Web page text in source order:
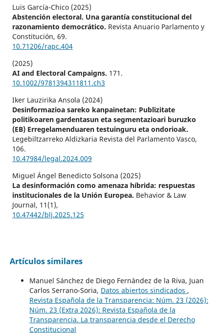
Luis García-Chico (2025)
Abstención electoral. Una garantía constitucional del
razonamiento democrático. Revista Anuario Parlamento y
Constitución, 69.
10.71206/rapc.404
(2025)
AI and Electoral Campaigns. 171.
10.1002/9781394311811.ch3
Iker Lauzirika Ansola (2024)
Desinformazioa sareko kanpainetan: Publizitate
politikoaren gardentasun eta segmentazioari buruzko
(EB) Erregelamenduaren testuinguru eta ondorioak.
Legebiltzarreko Aldizkaria Revista del Parlamento Vasco,
106.
10.47984/legal.2024.009
Miguel Ángel Benedicto Solsona (2025)
La desinformación como amenaza híbrida: respuestas
institucionales de la Unión Europea. Behavior & Law
Journal, 11 (1),
10.47442/blj.2025.125
Artículos similares
Manuel Sánchez de Diego Fernández de la Riva, Juan
Carlos Serrano-Soria, Datos abiertos sindicados ,
Revista Española de la Transparencia: Núm. 23 (2026):
Núm. 23 (Extra 2026): Revista Española de la
Transparencia. La transparencia desde el Derecho
Constitucional